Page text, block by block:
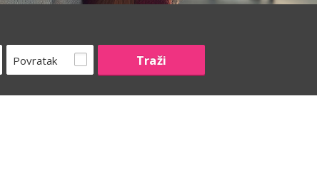
Povratak